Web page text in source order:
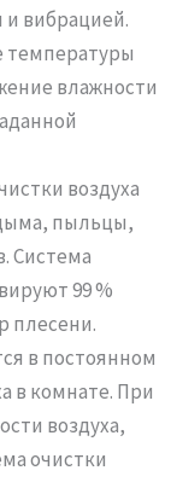
вибрацией.
температуры
влажности
воздуха
пыльцы,
Система
99 %
плесени.
в постоянном
в комнате. При
воздуха,
очистки